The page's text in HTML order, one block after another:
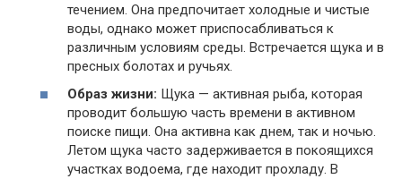
течением. Она предпочитает холодные и чистые
воды, однако может приспосабливаться к
различным условиям среды. Встречается щука и в
пресных болотах и ручьях.
Образ жизни: Щука — активная рыба, которая
проводит большую часть времени в активном
поиске пищи. Она активна как днем, так и ночью.
Летом щука часто задерживается в покоящихся
участках водоема, где находит прохладу. В